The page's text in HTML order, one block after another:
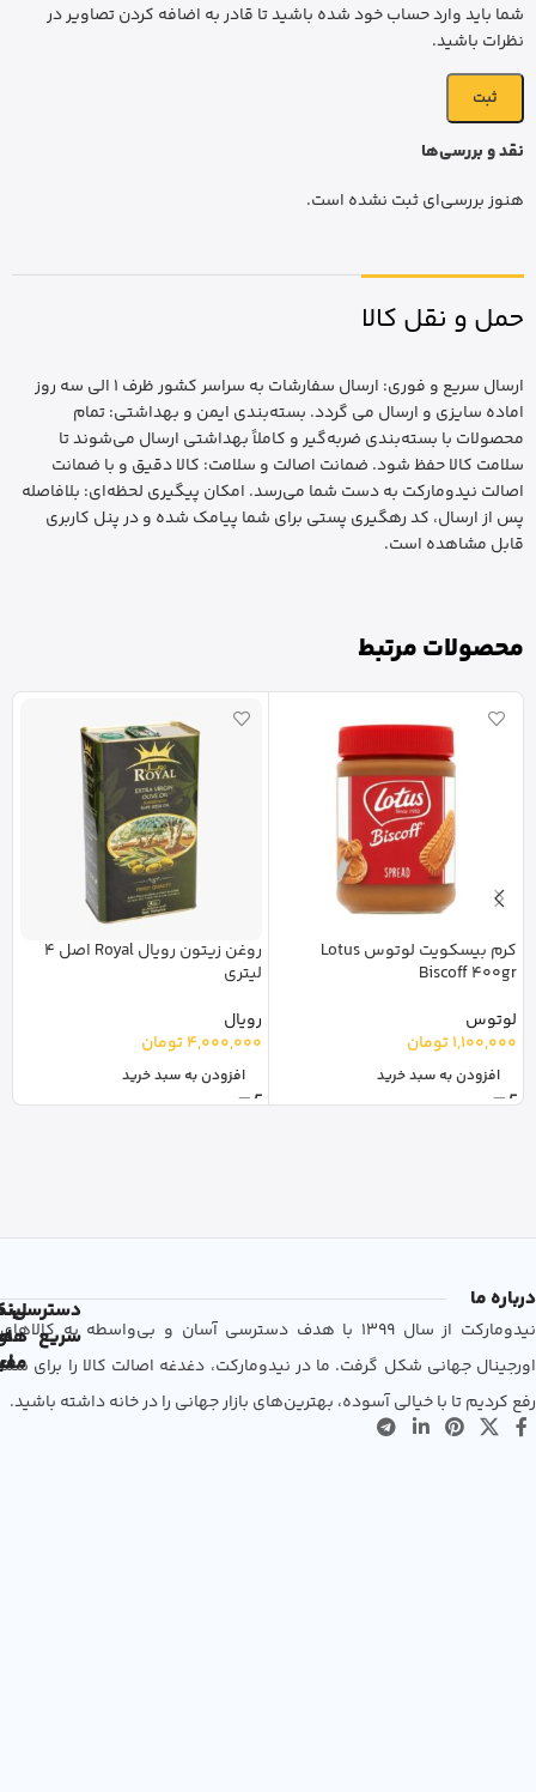
نقد و بررسی‌ها
هنوز بررسی‌ای ثبت نشده است.
شما باید وارد حساب خود شده باشید تا قادر به اضافه کردن تصاویر در
نظرات باشید.
حمل و نقل کالا
ارسال سریع و فوری: ارسال سفارشات به سراسر کشور ظرف 1 الی سه روز
اماده سایزی و ارسال می گردد. بسته‌بندی ایمن و بهداشتی: تمام
محصولات با بسته‌بندی ضربه‌گیر و کاملاً بهداشتی ارسال می‌شوند تا
سلامت کالا حفظ شود. ضمانت اصالت و سلامت: کالا دقیق و با ضمانت
اصالت نیدومارکت به دست شما می‌رسد. امکان پیگیری لحظه‌ای: بلافاصله
پس از ارسال، کد رهگیری پستی برای شما پیامک شده و در پنل کاربری
قابل مشاهده است.
محصولات مرتبط
کرم بیسکویت لوتوس Lotus
Biscoff 400gr
لوتوس
1,100,000تومان
افزودن به سبد خرید
روغن زیتون رویال Royal اصل 4
لیتری
رویال
4,000,000تومان
افزودن به سبد خرید
درباره ما
نیدومارکت از سال 1399 با هدف دسترسی آسان و بی‌واسطه به کالاهای
اورجینال جهانی شکل گرفت. ما در نیدومارکت، دغدغه اصالت کالا را برای شما
رفع کردیم تا با خیالی آسوده، بهترین‌های بازار جهانی را در خانه داشته باشید.
دسترسی
سریع